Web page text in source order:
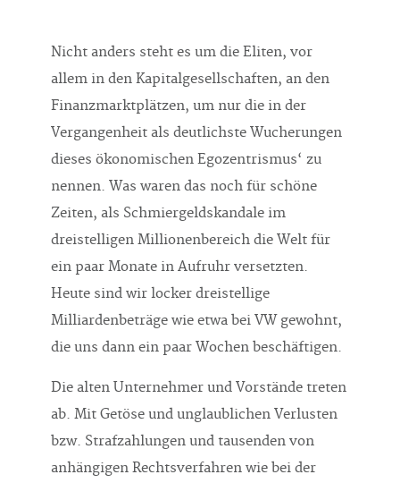
Nicht anders steht es um die Eliten, vor
allem in den Kapitalgesellschaften, an den
Finanzmarktplätzen, um nur die in der
Vergangenheit als deutlichste Wucherungen
dieses ökonomischen Egozentrismus‘ zu
nennen. Was waren das noch für schöne
Zeiten, als Schmiergeldskandale im
dreistelligen Millionenbereich die Welt für
ein paar Monate in Aufruhr versetzten.
Heute sind wir locker dreistellige
Milliardenbeträge wie etwa bei VW gewohnt,
die uns dann ein paar Wochen beschäftigen.
Die alten Unternehmer und Vorstände treten
ab. Mit Getöse und unglaublichen Verlusten
bzw. Strafzahlungen und tausenden von
anhängigen Rechtsverfahren wie bei der